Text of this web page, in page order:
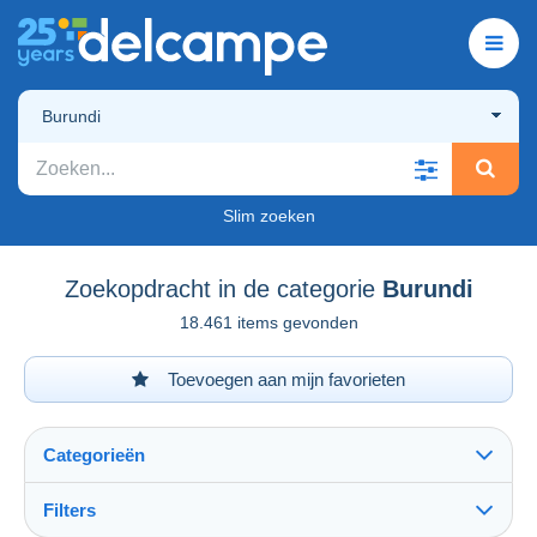
Burundi
Slim zoeken
Zoekopdracht in de categorie Burundi
18.461 items gevonden
Toevoegen aan mijn favorieten
Categorieën
Filters